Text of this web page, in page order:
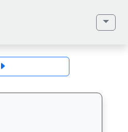
、馬齡、毛色、性別
勢圖表：追蹤香港賽馬